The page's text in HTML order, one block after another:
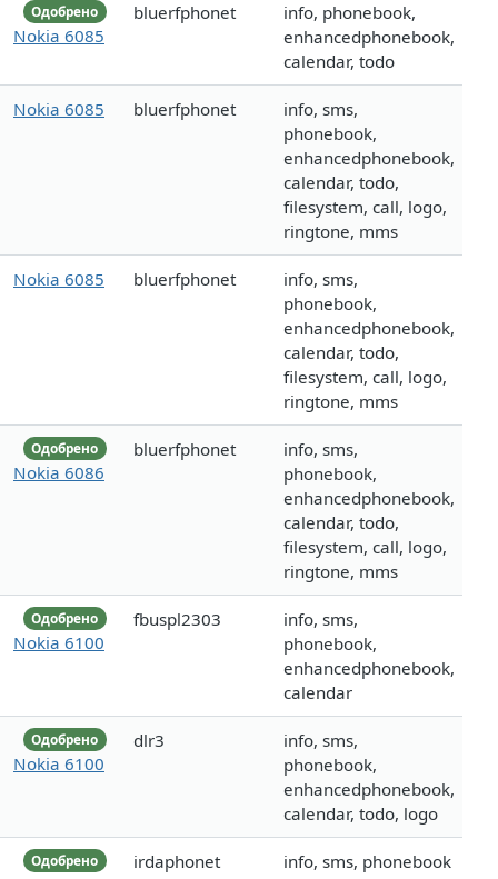
Одобрено
Nokia 6085
bluerfphonet
info, phonebook,
enhancedphonebook,
calendar, todo
Nokia 6085 bluerfphonet
info, sms,
phonebook,
enhancedphonebook,
calendar, todo,
filesystem, call, logo,
ringtone, mms
Nokia 6085 bluerfphonet
info, sms,
phonebook,
enhancedphonebook,
calendar, todo,
filesystem, call, logo,
ringtone, mms
Одобрено
Nokia 6086
bluerfphonet
info, sms,
phonebook,
enhancedphonebook,
calendar, todo,
filesystem, call, logo,
ringtone, mms
Одобрено
Nokia 6100
fbuspl2303
info, sms,
phonebook,
enhancedphonebook,
calendar
Одобрено
Nokia 6100
dlr3
info, sms,
phonebook,
enhancedphonebook,
calendar, todo, logo
Одобрено irdaphonet info, sms, phonebook